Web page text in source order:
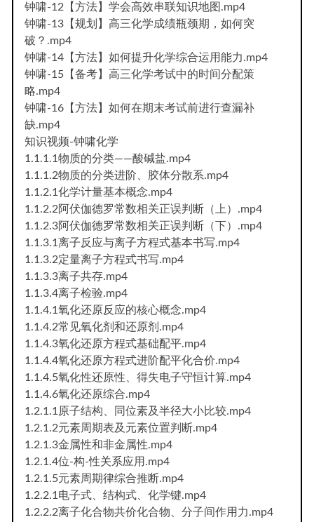
钟啸-12【方法】学会高效串联知识地图.mp4
钟啸-13【规划】高三化学成绩瓶颈期，如何突
破？.mp4
钟啸-14【方法】如何提升化学综合运用能力.mp4
钟啸-15【备考】高三化学考试中的时间分配策
略.mp4
钟啸-16【方法】如何在期末考试前进行查漏补
缺.mp4
知识视频-钟啸化学
1.1.1.1物质的分类——酸碱盐.mp4
1.1.1.2物质的分类进阶、胶体分散系.mp4
1.1.2.1化学计量基本概念.mp4
1.1.2.2阿伏伽德罗常数相关正误判断（上）.mp4
1.1.2.3阿伏伽德罗常数相关正误判断（下）.mp4
1.1.3.1离子反应与离子方程式基本书写.mp4
1.1.3.2定量离子方程式书写.mp4
1.1.3.3离子共存.mp4
1.1.3.4离子检验.mp4
1.1.4.1氧化还原反应的核心概念.mp4
1.1.4.2常见氧化剂和还原剂.mp4
1.1.4.3氧化还原方程式基础配平.mp4
1.1.4.4氧化还原方程式进阶配平化合价.mp4
1.1.4.5氧化性还原性、得失电子守恒计算.mp4
1.1.4.6氧化还原综合.mp4
1.2.1.1原子结构、同位素及半径大小比较.mp4
1.2.1.2元素周期表及元素位置判断.mp4
1.2.1.3金属性和非金属性.mp4
1.2.1.4位-构-性关系应用.mp4
1.2.1.5元素周期律综合推断.mp4
1.2.2.1电子式、结构式、化学键.mp4
1.2.2.2离子化合物共价化合物、分子间作用力.mp4